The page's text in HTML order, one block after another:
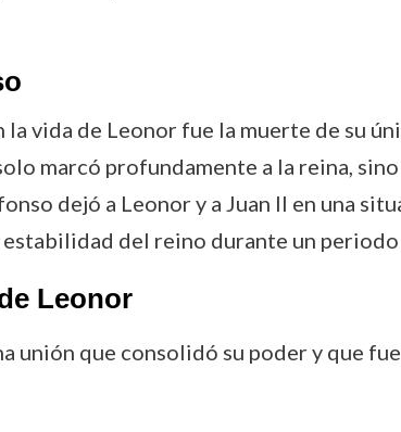
la vida de Leonor fue la muerte de su
marcó profundamente a la reina,
dejó a Leonor y a Juan II en una
del reino durante un
Leonor
unión que consolidó su poder y que